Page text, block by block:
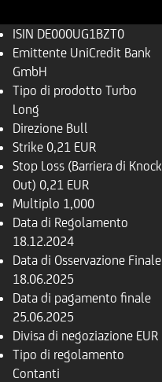
ISIN DE000UG1BZT0
Emittente UniCredit Bank
GmbH
Tipo di prodotto Turbo
Long
Direzione Bull
Strike 0,21 EUR
Stop Loss (Barriera di Knock
Out) 0,21 EUR
Multiplo 1,000
Data di Regolamento
18.12.2024
Data di Osservazione Finale
18.06.2025
Data di pagamento finale
25.06.2025
Divisa di negoziazione EUR
Tipo di regolamento
Contanti